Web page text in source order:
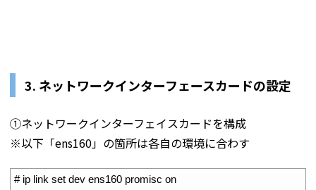
3. ネットワークインターフェースカードの設定
①ネットワークインターフェイスカードを構成
※以下「ens160」の箇所は各自の環境に合わす
# ip link set dev ens160 promisc on